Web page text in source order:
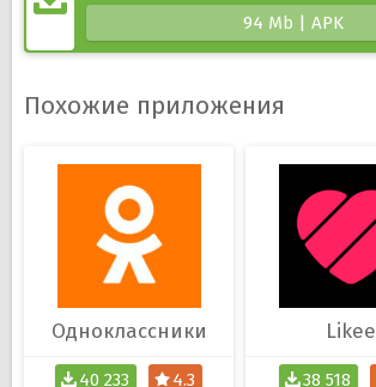
94 Mb | APK
Похожие приложения
Одноклассники
40 233 4.3
Likee
38 518